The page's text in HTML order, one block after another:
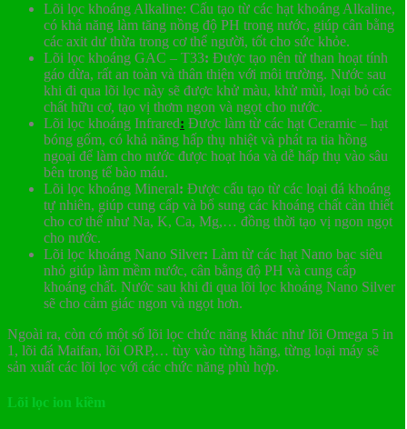
Lõi lọc khoáng Alkaline: Cấu tạo từ các hạt khoáng Alkaline,
có khả năng làm tăng nồng độ PH trong nước, giúp cân bằng
các axit dư thừa trong cơ thể người, tốt cho sức khỏe.
Lõi lọc khoáng GAC – T33: Được tạo nên từ than hoạt tính
gáo dừa, rất an toàn và thân thiện với môi trường. Nước sau
khi đi qua lõi lọc này sẽ được khử màu, khử mùi, loại bỏ các
chất hữu cơ, tạo vị thơm ngon và ngọt cho nước.
Lõi lọc khoáng Infrared: Được làm từ các hạt Ceramic – hạt
bóng gốm, có khả năng hấp thụ nhiệt và phát ra tia hồng
ngoại để làm cho nước được hoạt hóa và dễ hấp thụ vào sâu
bên trong tế bào máu.
Lõi lọc khoáng Mineral: Được cấu tạo từ các loại đá khoáng
tự nhiên, giúp cung cấp và bổ sung các khoáng chất cần thiết
cho cơ thể như Na, K, Ca, Mg,… đồng thời tạo vị ngon ngọt
cho nước.
Lõi lọc khoáng Nano Silver: Làm từ các hạt Nano bạc siêu
nhỏ giúp làm mềm nước, cân bằng độ PH và cung cấp
khoáng chất. Nước sau khi đi qua lõi lọc khoáng Nano Silver
sẽ cho cảm giác ngon và ngọt hơn.
Ngoài ra, còn có một số lõi lọc chức năng khác như lõi Omega 5 in
1, lõi đá Maifan, lõi ORP,… tùy vào từng hãng, từng loại máy sẽ
sản xuất các lõi lọc với các chức năng phù hợp.
Lõi lọc ion kiềm